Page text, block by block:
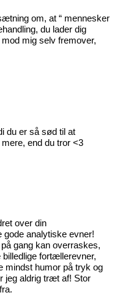
om, at “ mennesker
du lader dig
mig selv fremover,
du er så sød til at
end du tror <3
over din
analytiske evner!
gang kan overraskes,
billedlige fortællerevner,
mindst humor på tryk og
jeg aldrig træt af! Stor